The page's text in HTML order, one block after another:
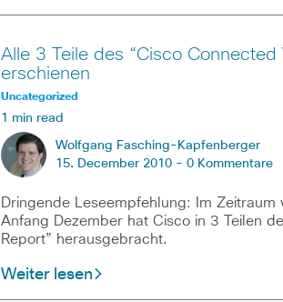
Alle 3 Teile des “Cisco Connected
erschienen
Uncategorized
1 min read
Wolfgang Fasching-Kapfenberger
15. December 2010 - 0 Kommentare
Dringende Leseempfehlung: Im Zeitraum
Anfang Dezember hat Cisco in 3 Teilen
Report” herausgebracht.
Weiter lesen